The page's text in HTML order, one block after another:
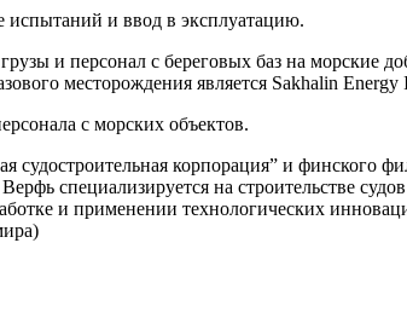
испытаний и ввод в эксплуатацию.
и персонал с береговых баз на морские
месторождения является Sakhalin
с морских объектов.
судостроительная корпорация” и финского
специализируется на строительстве
и применении технологических